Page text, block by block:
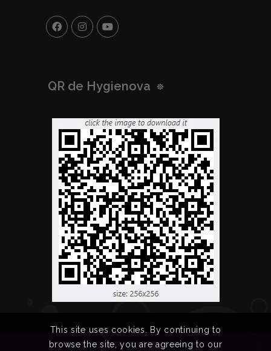
QR de Hygienova
This site uses cookies. By continuing to
browse the site, you are agreeing to our